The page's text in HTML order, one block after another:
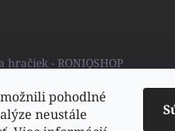
pohodlné
neustále
hračiek - RONIQSHOP